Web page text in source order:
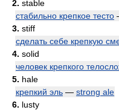
2. stable
стабильно крепкое тесто
3. stiff
сделать себе крепкую
4. solid
человек крепкого
5. hale
крепкий эль — strong ale
6. lusty